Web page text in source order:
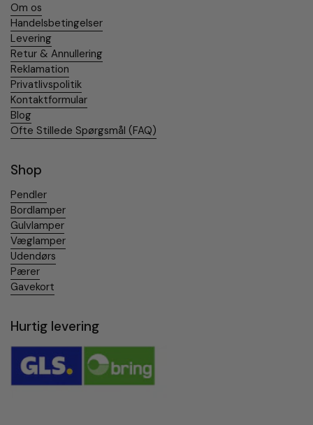
Om os
Handelsbetingelser
Levering
Retur & Annullering
Reklamation
Privatlivspolitik
Kontaktformular
Blog
Ofte Stillede Spørgsmål (FAQ)
Shop
Pendler
Bordlamper
Gulvlamper
Væglamper
Udendørs
Pærer
Gavekort
Hurtig levering